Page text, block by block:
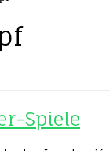
Spiele